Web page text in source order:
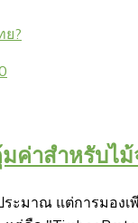
ย?
าสำหรับไม้
ะมาณ แต่การมองเ